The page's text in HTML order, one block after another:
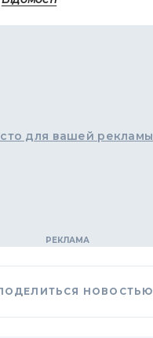
для вашей рекламы
НОВОСТЬЮ